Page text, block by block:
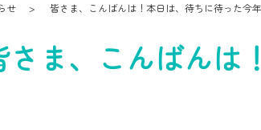
せ 皆さま、こんばんは！本日は、待ちに待った今
さま、こんばんは